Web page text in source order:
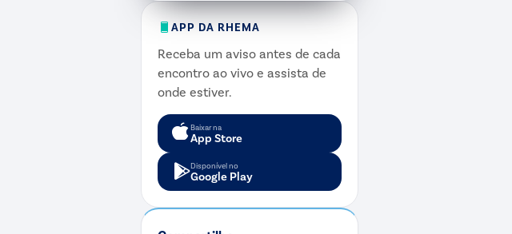
APP DA RHEMA
Receba um aviso antes de cada
encontro ao vivo e assista de
onde estiver.
Baixar na
App Store
Disponível no
Google Play